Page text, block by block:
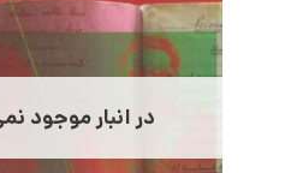
در انبار موجود